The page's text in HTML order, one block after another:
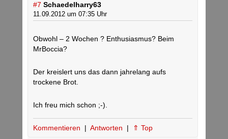
#7 Schaedelharry63
11.09.2012 um 07:35 Uhr
Obwohl – 2 Wochen ? Enthusiasmus? Beim
MrBoccia?
Der kreislert uns das dann jahrelang aufs
trockene Brot.
Ich freu mich schon ;-).
Kommentieren | Antworten | ⇑ Top